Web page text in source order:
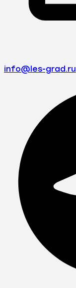
info@les-grad.ru